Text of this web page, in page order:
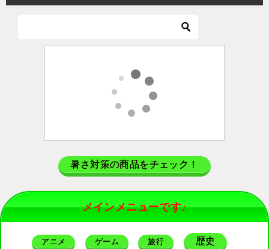
暑さ対策の商品をチェック！
メインメニューです♪
アニメ ゲーム 旅行 歴史